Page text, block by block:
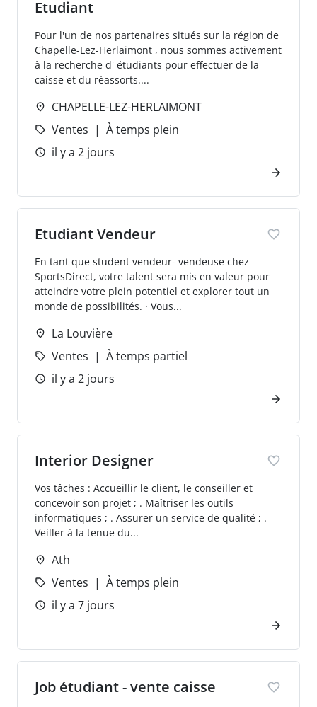
Etudiant
Pour l'un de nos partenaires situés sur la région de
Chapelle-Lez-Herlaimont , nous sommes activement
à la recherche d' étudiants pour effectuer de la
caisse et du réassorts....
CHAPELLE-LEZ-HERLAIMONT
Ventes
À temps plein
il y a 2 jours
Etudiant Vendeur
En tant que student vendeur- vendeuse chez
SportsDirect, votre talent sera mis en valeur pour
atteindre votre plein potentiel et explorer tout un
monde de possibilités. · Vous...
La Louvière
Ventes
À temps partiel
il y a 2 jours
Interior Designer
Vos tâches : Accueillir le client, le conseiller et
concevoir son projet ; . Maîtriser les outils
informatiques ; . Assurer un service de qualité ; .
Veiller à la tenue du...
Ath
Ventes
À temps plein
il y a 7 jours
Job étudiant - vente caisse